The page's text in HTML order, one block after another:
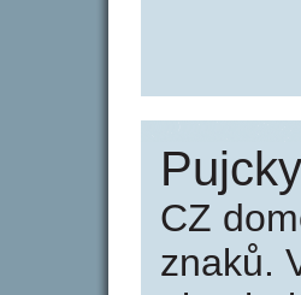
CZ
znaků.